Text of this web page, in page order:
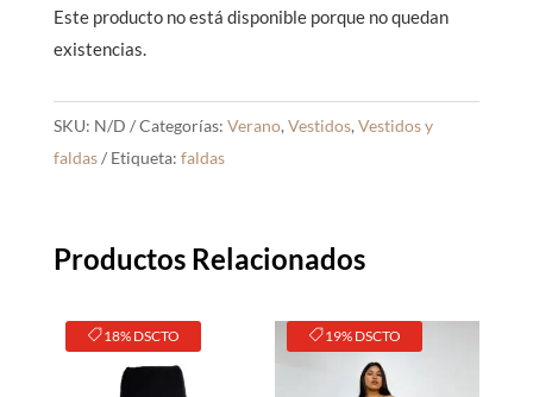
Este producto no está disponible porque no quedan
existencias.
SKU: N/D Categorías: Verano, Vestidos, Vestidos y
faldas
Etiqueta: faldas
Productos Relacionados
18% DSCTO 19% DSCTO